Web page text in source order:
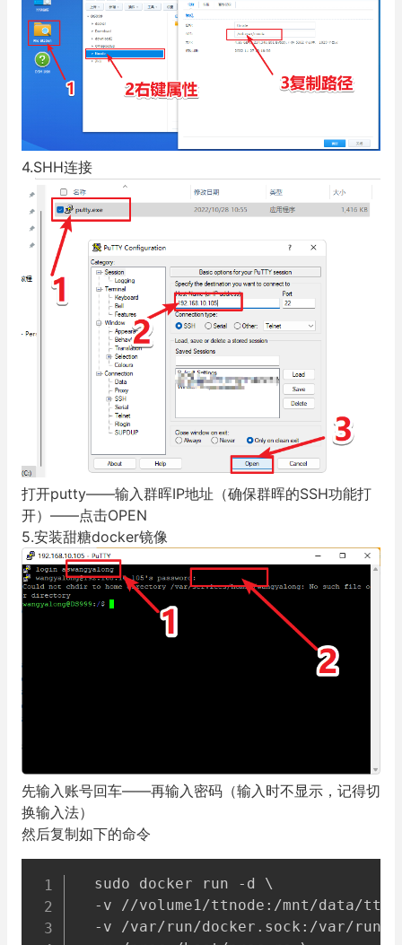
4.SHH连接
打开putty——输入群晖IP地址（确保群晖的SSH功能打
开）——点击OPEN
5.安装甜糖docker镜像
先输入账号回车——再输入密码（输入时不显示，记得切
换输入法）
然后复制如下的命令
  sudo docker run -d \
-v //volume1/ttnode:/mnt/data/
-v /var/run/docker.sock:/var/run/